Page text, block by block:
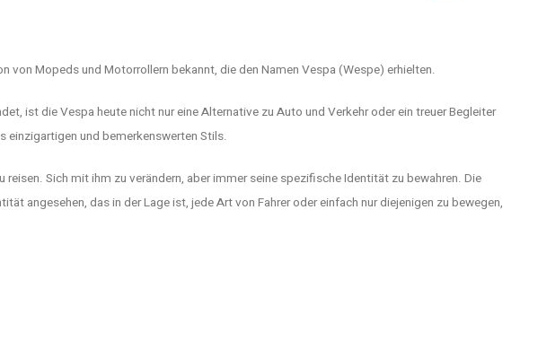
von Mopeds und Motorrollern bekannt, die den Namen Vespa (Wespe) erhielten.
ist die Vespa heute nicht nur eine Alternative zu Auto und Verkehr oder ein treuer Begleiter
einzigartigen und bemerkenswerten Stils.
Sich mit ihm zu verändern, aber immer seine spezifische Identität zu bewahren. Die
angesehen, das in der Lage ist, jede Art von Fahrer oder einfach nur diejenigen zu bewegen,